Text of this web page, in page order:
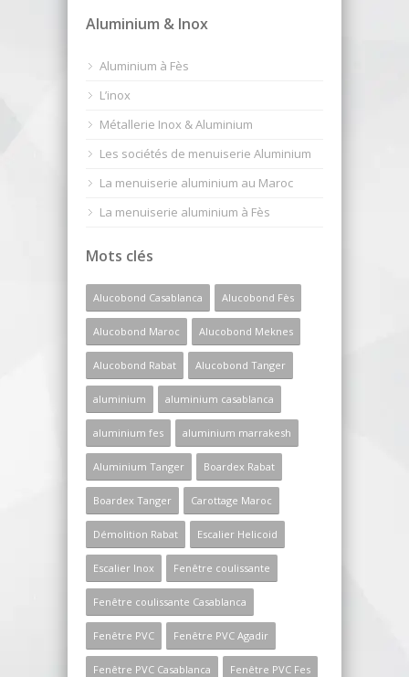
Aluminium & Inox
Aluminium à Fès
L’inox
Métallerie Inox & Aluminium
Les sociétés de menuiserie Aluminium
La menuiserie aluminium au Maroc
La menuiserie aluminium à Fès
Mots clés
Alucobond Casablanca Alucobond Fès
Alucobond Maroc Alucobond Meknes
Alucobond Rabat Alucobond Tanger
aluminium aluminium casablanca
aluminium fes aluminium marrakesh
Aluminium Tanger Boardex Rabat
Boardex Tanger Carottage Maroc
Démolition Rabat Escalier Helicoid
Escalier Inox Fenêtre coulissante
Fenêtre coulissante Casablanca
Fenêtre PVC Fenêtre PVC Agadir
Fenêtre PVC Casablanca Fenêtre PVC Fes